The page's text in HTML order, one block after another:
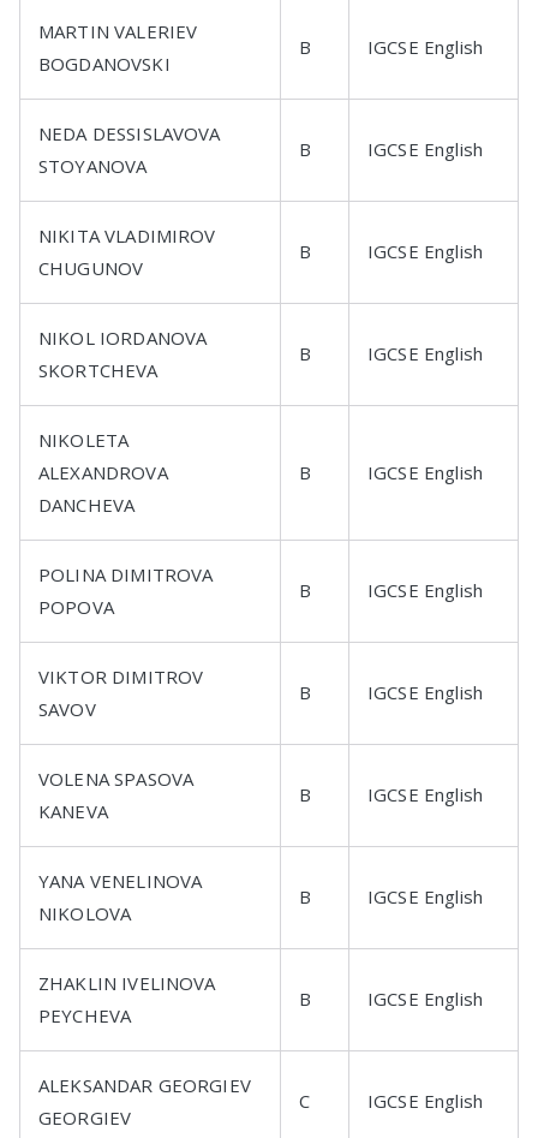
MARTIN VALERIEV
BOGDANOVSKI
B IGCSE English
NEDA DESSISLAVOVA
STOYANOVA
B IGCSE English
NIKITA VLADIMIROV
CHUGUNOV
B IGCSE English
NIKOL IORDANOVA
SKORTCHEVA
B IGCSE English
NIKOLETA
ALEXANDROVA
DANCHEVA
B IGCSE English
POLINA DIMITROVA
POPOVA
B IGCSE English
VIKTOR DIMITROV
SAVOV
B IGCSE English
VOLENA SPASOVA
KANEVA
B IGCSE English
YANA VENELINOVA
NIKOLOVA
B IGCSE English
ZHAKLIN IVELINOVA
PEYCHEVA
B IGCSE English
ALEKSANDAR GEORGIEV
GEORGIEV
C IGCSE English